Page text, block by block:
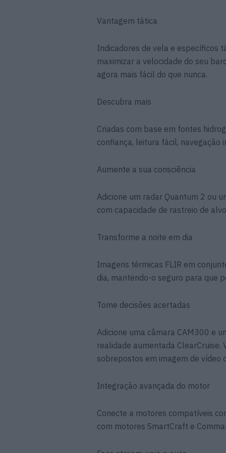
Vantagem tática
Indicadores de vela e específicos
maximizar a velocidade do seu
agora mais fácil do que nunca.
Descubra mais
Criadas com base em fontes
confiança, leitura fácil, navegação
Aumente a sua consciência
Adicione um radar Quantum 2 ou
com capacidade de rastreio de
Transforme a noite em dia
Imagens térmicas FLIR em
dia, mantendo-o seguro para que
Tome decisões acertadas
Adicione uma câmara CAM300 e
realidade aumentada
sobrepostos em imagem de vídeo
Integração avançada do motor
Conecte a motores compatíveis
com motores SmartCraft e